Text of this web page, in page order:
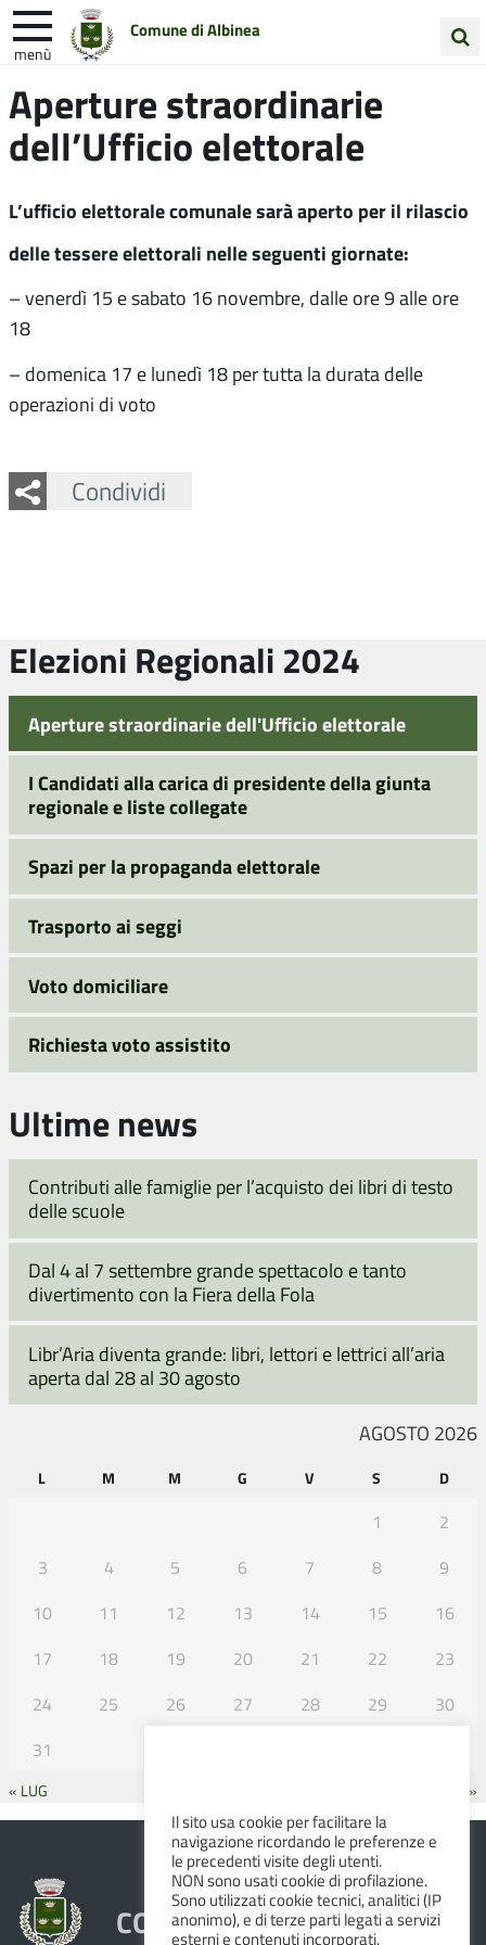
Comune di Albinea
menù
nel
sito
Entra in Comune Vivi Albinea
Unione Colline Matildiche
Aperture straordinarie
dell’Ufficio elettorale
L’ufficio elettorale comunale sarà aperto per il rilascio
delle tessere elettorali nelle seguenti giornate:
– venerdì 15 e sabato 16 novembre, dalle ore 9 alle ore
18
– domenica 17 e lunedì 18 per tutta la durata delle
operazioni di voto
Condividi
Facebook
Twitter
Whatsapp
Elezioni Regionali 2024
Aperture straordinarie dell'Ufficio elettorale
I Candidati alla carica di presidente della giunta
regionale e liste collegate
Spazi per la propaganda elettorale
Trasporto ai seggi
Voto domiciliare
Richiesta voto assistito
Ultime news
Contributi alle famiglie per l’acquisto dei libri di testo
delle scuole
Dal 4 al 7 settembre grande spettacolo e tanto
divertimento con la Fiera della Fola
Libr’Aria diventa grande: libri, lettori e lettrici all’aria
aperta dal 28 al 30 agosto
AGOSTO 2026
L M M G V S D
1
2
3
4 5 6 7 8
9
10
11 12 13 14 15
16
17
18 19 20 21 22
23
24
25 26 27 28 29
30
31
« LUG SET »
COMUNE DI ALBINEA
Il sito usa cookie per facilitare la
navigazione ricordando le preferenze e
le precedenti visite degli utenti.
NON sono usati cookie di profilazione.
Sono utilizzati cookie tecnici, analitici (IP
anonimo), e di terze parti legati a servizi
esterni e contenuti incorporati.